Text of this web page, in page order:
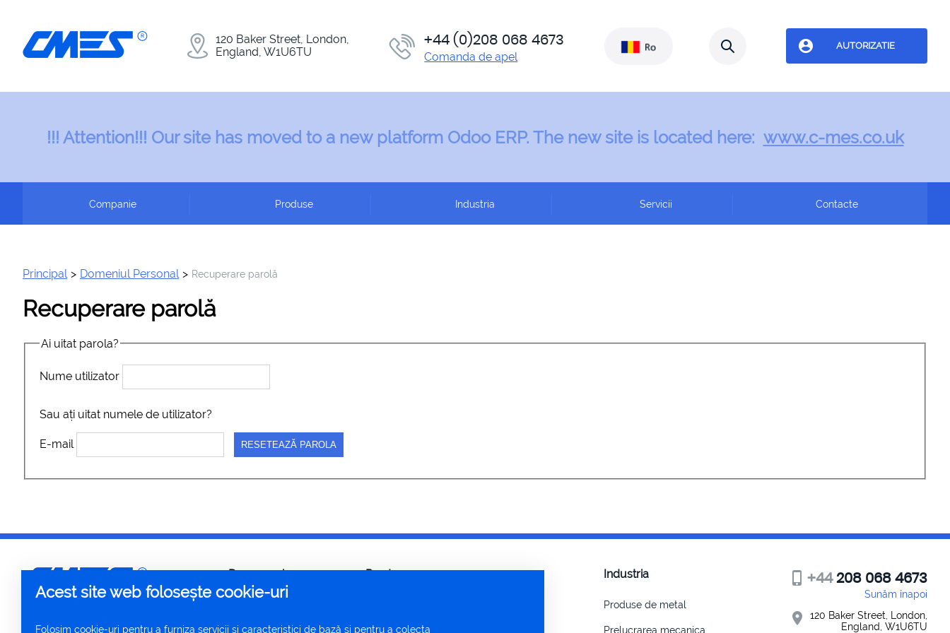
120 Baker Street, London,
England, W1U6TU
+44 (0)208 068 4673
Comanda de apel
AUTORIZATIE
!!! Attention!!! Our site has moved to a new platform Odoo ERP. The new site is located here: www.c-mes.co.uk
Companie Produse Industria Servicii Contacte
Principal > Domeniul Personal > Recuperare parolă
Recuperare parolă
Ai uitat parola?
Nume utilizator
Sau ați uitat numele de utilizator?
E-mail
Despre noi
Noutăți
Produse
C-MES:Cutting for Laser and CNC
Industria
Produse de metal
Prelucrarea mecanica
+44208 068 4673
Sunăm înapoi
120 Baker Street, London,
England, W1U6TU
Acest site web folosește cookie-uri
Folosim cookie-uri pentru a furniza servicii și caracteristici de bază și pentru a colecta